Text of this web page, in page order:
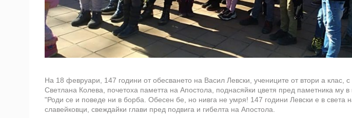
На 18 февруари, 147 години от обесването на Васил Левски, учениците от втори а клас, с
Светлана Колева, почетоха паметта на Апостола, поднасяйки цветя пред паметника му в
"Роди се и поведе ни в борба. Обесен бе, но нивга не умря! 147 години Левски е в света
славейковци, свеждайки глави пред подвига и гибелта на Апостола.